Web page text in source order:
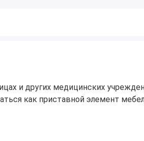
и других медицинских
как приставной элемент